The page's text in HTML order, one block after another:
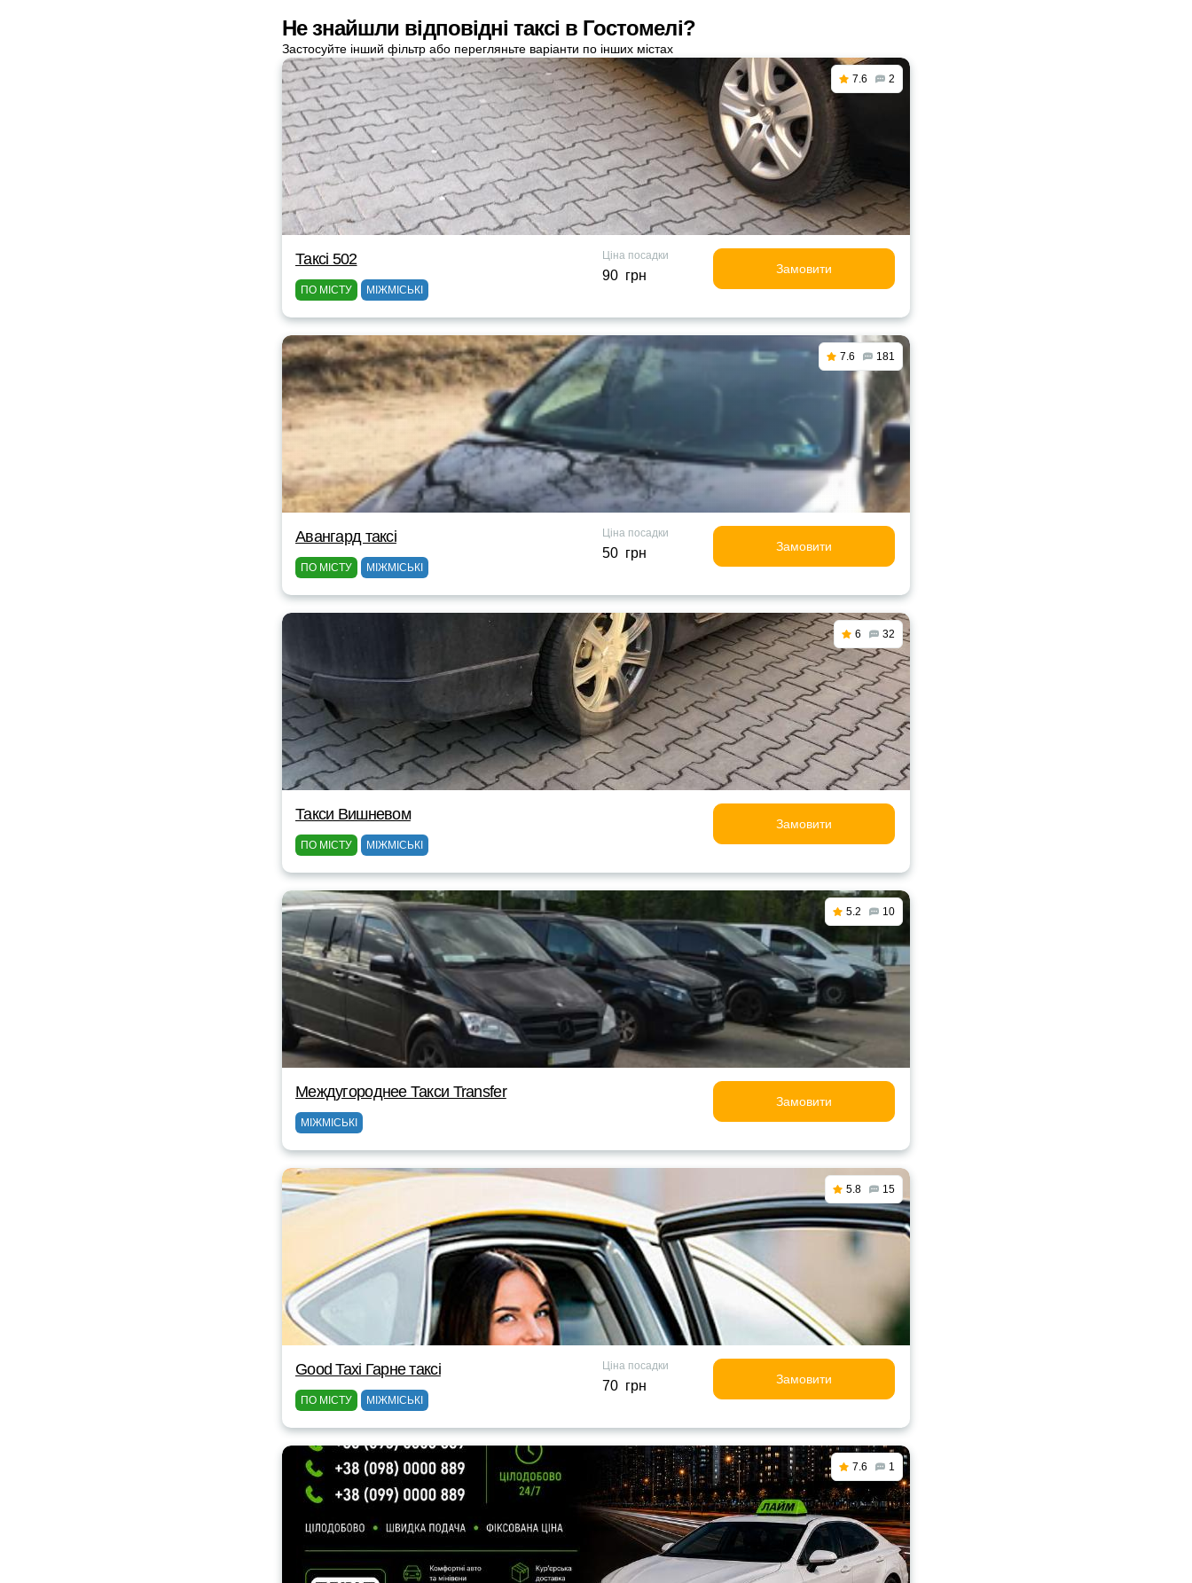
Не знайшли відповідні таксі в Гостомелі?
Застосуйте інший фільтр або перегляньте варіанти по інших містах
7.6 2
Таксі 502
ПО МІСТУ МІЖМІСЬКІ
Ціна посадки
90 грн Замовити
7.6 181
Авангард таксі
ПО МІСТУ МІЖМІСЬКІ
Ціна посадки
50 грн Замовити
6 32
Такси Вишневом
ПО МІСТУ МІЖМІСЬКІ
Замовити
5.2 10
Междугороднее Такси Transfer
МІЖМІСЬКІ
Замовити
5.8 15
Good Taxi Гарне таксi
ПО МІСТУ МІЖМІСЬКІ
Ціна посадки
70 грн Замовити
7.6 1